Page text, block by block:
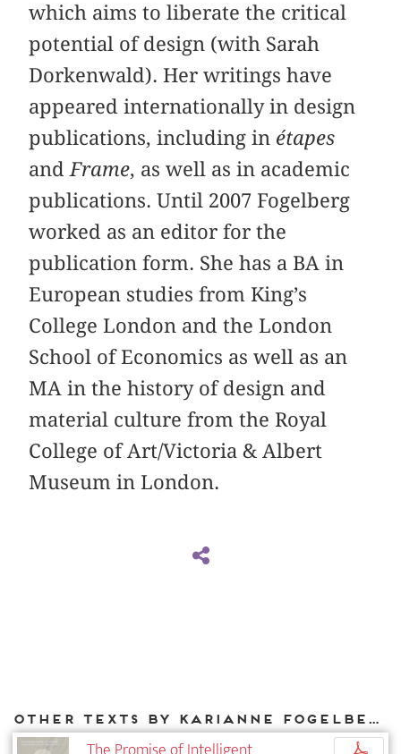
which aims to liberate the critical
potential of design (with Sarah
Dorkenwald). Her writings have
appeared internationally in design
publications, including in étapes
andFrame, as well as in academic
publications. Until 2007 Fogelberg
worked as an editor for the
publication form. She has a BA in
European studies from King’s
College London and the London
School of Economics as well as an
MA in the history of design and
material culture from the Royal
College of Art/Victoria & Albert
Museum in London.
Other texts by Karianne Fogelberg for DIAPHANES
p